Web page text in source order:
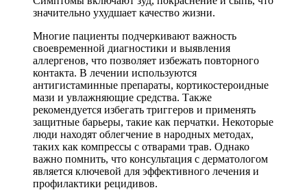
значительно ухудшает качество жизни.
Многие пациенты подчеркивают важность
своевременной диагностики и выявления
аллергенов, что позволяет избежать повторного
контакта. В лечении используются
антигистаминные препараты, кортикостероидные
мази и увлажняющие средства. Также
рекомендуется избегать триггеров и применять
защитные барьеры, такие как перчатки. Некоторые
люди находят облегчение в народных методах,
таких как компрессы с отварами трав. Однако
важно помнить, что консультация с дерматологом
является ключевой для эффективного лечения и
профилактики рецидивов.